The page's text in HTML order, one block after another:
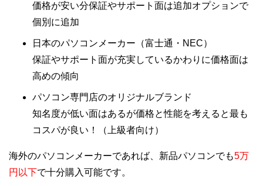
価格が安い分保証やサポート面は追加オプションで
個別に追加
日本のパソコンメーカー（富士通・NEC）
保証やサポート面が充実しているかわりに価格面は
高めの傾向
パソコン専門店のオリジナルブランド
知名度が低い面はあるが価格と性能を考えると最も
コスパが良い！（上級者向け）
海外のパソコンメーカーであれば、新品パソコンでも5万
円以下で十分購入可能です。